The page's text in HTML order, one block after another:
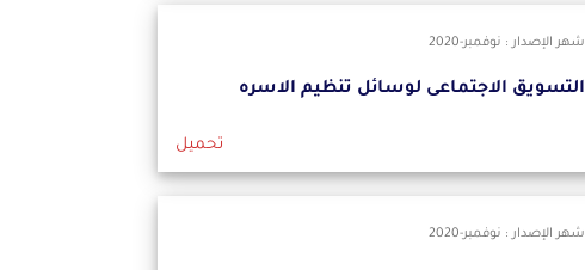
شهر الإصدار : نوفمبر-2020
التسويق الاجتماعى لوسائل تنظيم الاسره
تحميل
شهر الإصدار : نوفمبر-2020